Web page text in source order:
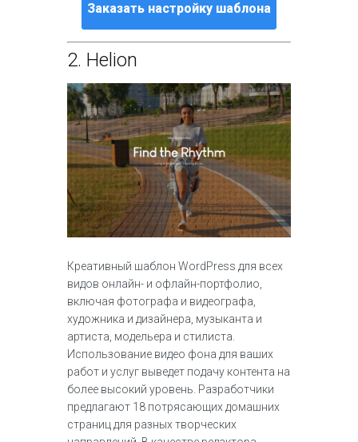
Заказать настройку шаблона
2. Helion
Креативный шаблон WordPress для всех
видов онлайн- и офлайн-портфолио,
включая фотографа и видеографа,
художника и дизайнера, музыканта и
артиста, модельера и стилиста.
Использование видео фона для ваших
работ и услуг выведет подачу контента на
более высокий уровень. Разработчики
предлагают 18 потрясающих домашних
страниц для разных творческих